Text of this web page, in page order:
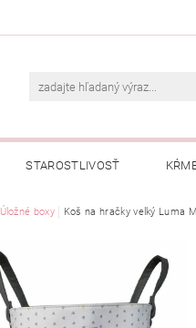
STAROSTLIVOSŤ
PODMIENKY
Úložné boxy Koš na hračky velký Luma